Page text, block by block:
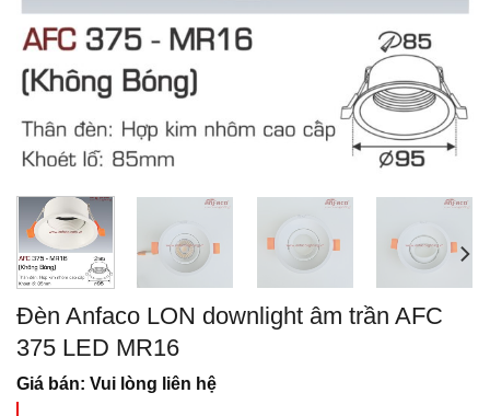
Đèn Anfaco LON downlight âm trần AFC
375 LED MR16
Giá bán: Vui lòng liên hệ